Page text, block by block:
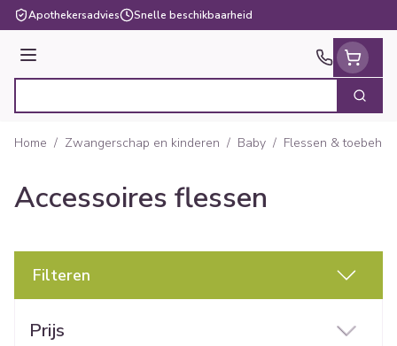
Ga naar de inhoud
Apothekersadvies Snelle beschikbaarheid
Menu
Zoek
Home / Zwangerschap en kinderen / Baby / Flessen &
Accessoires flessen
Filteren
Prijs